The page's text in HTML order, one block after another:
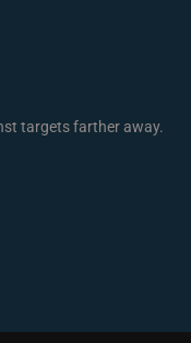
targets farther away.